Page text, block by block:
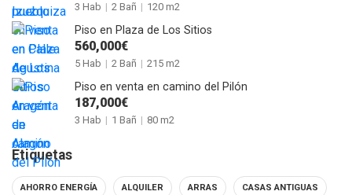
3 Hab | 2 Bañ | 120 m2
Piso en Plaza de Los Sitios
560,000€
5 Hab | 2 Bañ | 215 m2
Piso en venta en camino del Pilón
187,000€
3 Hab | 1 Bañ | 80 m2
Etiquetas
AHORRO ENERGÍA ALQUILER ARRAS CASAS ANTIGUAS